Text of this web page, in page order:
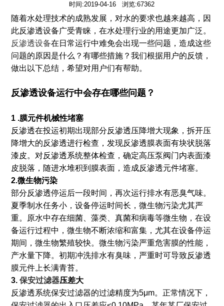
时间:2019-04-16 浏览:67362
随着水处理技术的成熟发展，对水的要求也越来越高，因
此反渗透设备广受青睐，在水处理行业的用途更加广泛。
反渗透设备在日常运行中难免会出现一些问题， 造成这些
问题的原因是什么？有哪些措施？我们根据用户的反馈，
做出以下总结，希望对用户们有帮助。
反渗透设备运行中会存在哪些问题？
1 .膜元件机械性堵塞
反渗透在投运初期出现部分反渗透压降增大现象，拆开压
降增大的反渗透进行检查，发现反渗透膜表面有块状脱落
漆皮。对反渗透系统整体检查，确定高压泵阀门内表面漆
皮脱落，随进水堆积到膜表面，造成反渗透元件堵塞。
2.微生物污染
部分反渗透停运后一段时间，再次运行排水有恶臭气味。
夏季制水任务小，设备停运时间长，微生物污染尤其严
重。原水中存在细菌、藻类、真菌和病毒等微生物，在设
备运行过程中，微生物不断浓缩和富集，尤其在设备停运
期间，微生物繁殖较快。微生物污染严重危害膜的性能，
产水量下降。初期冲洗排水有臭味，严重时可导致反渗透
膜元件上长满青苔。
3. 保安过滤器压差大
反渗透系统保安过滤器的过滤精度为5μm。正常情况下，